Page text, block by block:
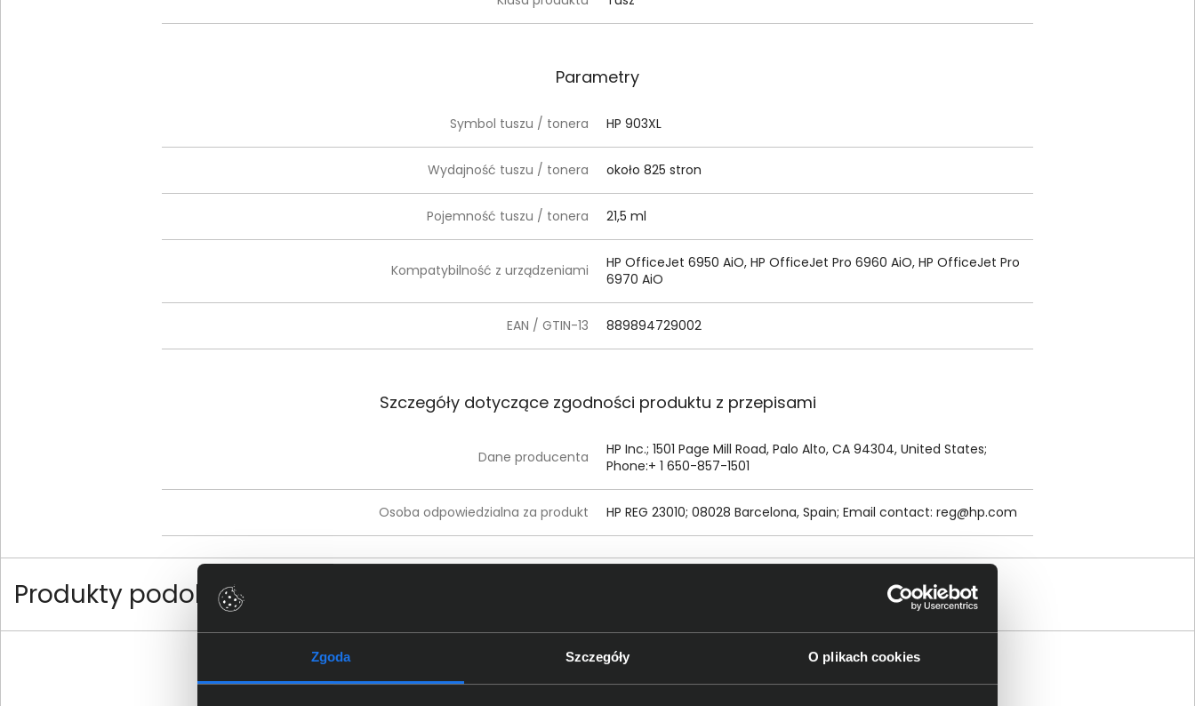
Zgoda Szczegóły O plikach cookies
Parametry
Symbol tuszu / tonera HP 903XL
Wydajność tuszu / tonera około 825 stron
Pojemność tuszu / tonera 21,5 ml
Kompatybilność z urządzeniami
HP OfficeJet 6950 AiO, HP OfficeJet Pro 6960 AiO, HP OfficeJet Pro
6970 AiO
EAN / GTIN-13 889894729002
Szczegóły dotyczące zgodności produktu z przepisami
Dane producenta
HP Inc.; 1501 Page Mill Road, Palo Alto, CA 94304, United States;
Phone:+ 1 650-857-1501
Osoba odpowiedzialna za produkt HP REG 23010; 08028 Barcelona, Spain; Email contact: reg@hp.com
Produkty podobne